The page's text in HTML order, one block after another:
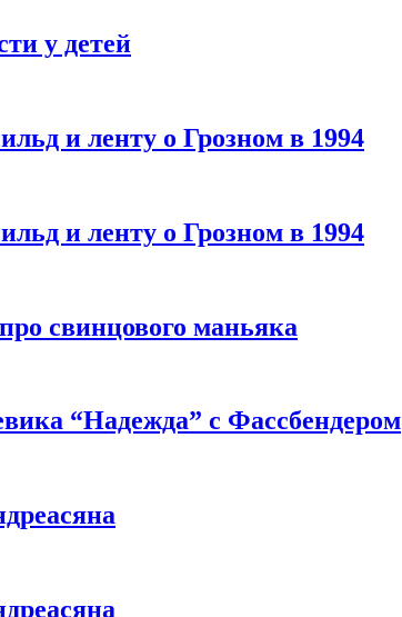
у детей
и ленту о Грозном в 1994
и ленту о Грозном в 1994
свинцового маньяка
“Надежда” с Фассбендером